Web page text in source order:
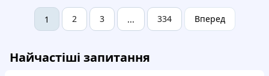
1 2 3 ... 334 Вперед
Найчастіші запитання